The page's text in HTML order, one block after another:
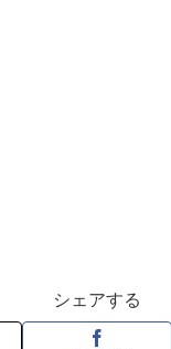
シェアする